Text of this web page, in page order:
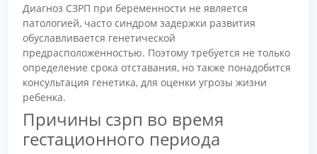
Диагноз СЗРП при беременности не является
патологией, часто синдром задержки развития
обуславливается генетической
предрасположенностью. Поэтому требуется не только
определение срока отставания, но также понадобится
консультация генетика, для оценки угрозы жизни
ребенка.
Причины сзрп во время
гестационного периода